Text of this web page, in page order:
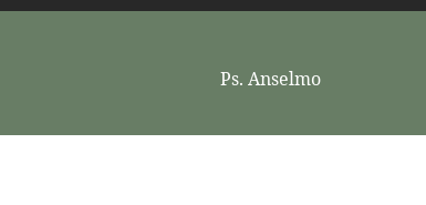
Ps. Anselmo